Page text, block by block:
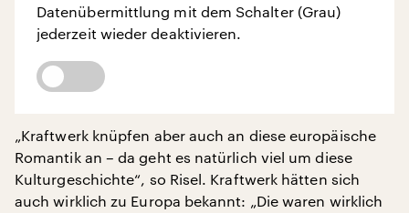
Datenübermittlung mit dem Schalter (Grau)
jederzeit wieder deaktivieren.
„Kraftwerk knüpfen aber auch an diese europäische
Romantik an – da geht es natürlich viel um diese
Kulturgeschichte“, so Risel. Kraftwerk hätten sich
auch wirklich zu Europa bekannt: „Die waren wirklich